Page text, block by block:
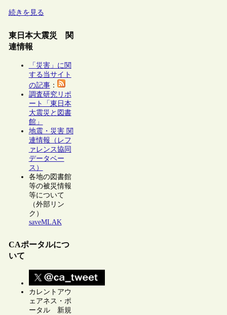
続きを見る
東日本大震災 関
連情報
「災害」に関
する当サイト
の記事：
調査研究リポ
ート「東日本
大震災と図書
館」
地震・災害 関
連情報（レフ
ァレンス協同
データベー
ス）
各地の図書館
等の被災情報
等について
（外部リン
ク）
saveMLAK
CAポータルにつ
いて
カレントアウ
ェアネス・ポ
ータル 新規